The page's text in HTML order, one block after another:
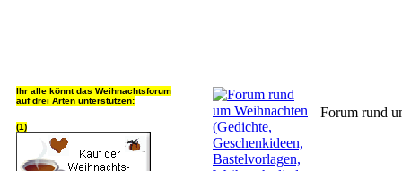
Ihr alle könnt das Weihnachtsforum
auf drei Arten unterstützen:
(1)
Forum rund